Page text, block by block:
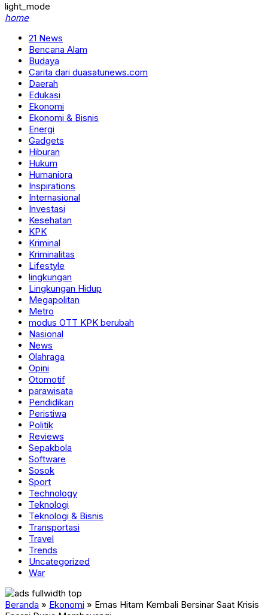
light_mode
home
21 News
Bencana Alam
Budaya
Carita dari duasatunews.com
Daerah
Edukasi
Ekonomi
Ekonomi & Bisnis
Energi
Gadgets
Hiburan
Hukum
Humaniora
Inspirations
Internasional
Investasi
Kesehatan
KPK
Kriminal
Kriminalitas
Lifestyle
lingkungan
Lingkungan Hidup
Megapolitan
Metro
modus OTT KPK berubah
Nasional
News
Olahraga
Opini
Otomotif
parawisata
Pendidikan
Peristiwa
Politik
Reviews
Sepakbola
Software
Sosok
Sport
Technology
Teknologi
Teknologi & Bisnis
Transportasi
Travel
Trends
Uncategorized
War
Beranda » Ekonomi » Emas Hitam Kembali Bersinar Saat Krisis